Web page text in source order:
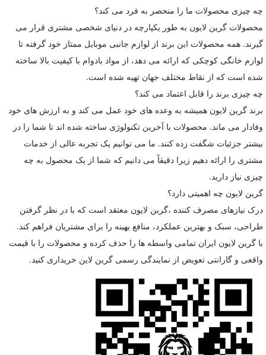
چه چیزی محصولات ما را منحصر به فرد می کند؟
محصولات گرین لایون به طور یکپارچه در دنیای شخصی مشتری قرار می
گیرند. همه محصولات این برند از لوازم جانبی موبایل ممتاز خود گرفته تا
لوازم خانگی کوچکی که ارائه می دهد، از مواد بادوام با کیفیت بالا ساخته
شده است که از نقاط مختلف جهان تهیه شده است.
چه چیزی برند را قابل اعتماد می کند؟
برند گرین لایون همیشه به وعده های خود عمل می کند و به ارزش های خود
وفادار می ماند. محصولات با آخرین تکنولوژی ساخته شده اند تا شما را در
بیشتر جزئیات شگفت زده کنند. ما می توانیم یک تجربه عالی از خدمات
مشتری را ارائه دهیم زیرا دقیقاً می دانیم که شما از یک محصول به چه
چیزی نیاز دارید.
گرین لایون چه اهمیتی دارد؟
درک نیازهای مصرف کننده ،گرین لایون معتقد است که با در نظر گرفتن
طراحی، سبک و بهترین عملکرد، منافع بهینه را برای مشتریان فراهم کند.
با گرین لایون ایران تمامی واسطه ها را حذف کرده و محصولات را با قیمت
واقعی و گارانتی تعویض از نمایندگی رسمی گرین لاین خریداری کنید.